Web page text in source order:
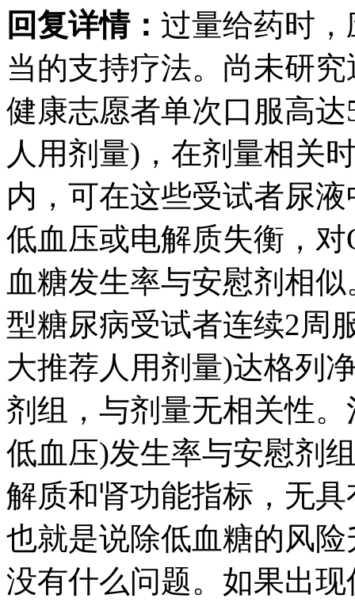
回复详情： 过量给药时
当的支持疗法。尚未研
健康志愿者单次口服高
人用剂量)，在剂量相关
内，可在这些受试者尿
低血压或电解质失衡，
血糖发生率与安慰剂相
型糖尿病受试者连续2周
大推荐人用剂量)达格列
剂组，与剂量无相关性
低血压)发生率与安慰剂
解质和肾功能指标，无
也就是说除低血糖的风
没有什么问题。如果出